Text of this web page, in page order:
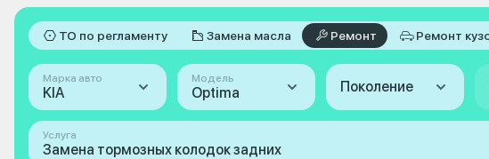
ТО по регламенту Замена масла Ремонт Ремонт
Марка авто
KIA
Модель
Optima Поколение
Услуга
Замена тормозных колодок задних